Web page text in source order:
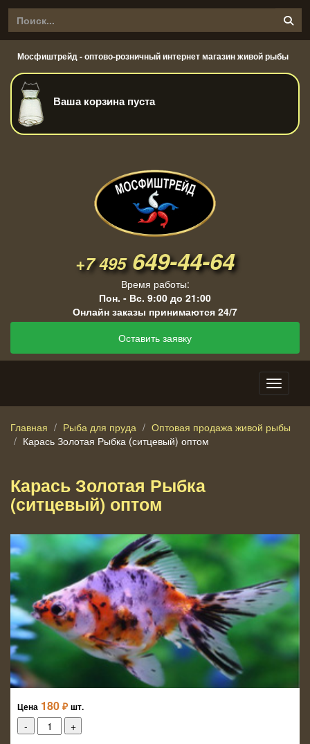
Мосфиштрейд - оптово-розничный интернет магазин живой рыбы
Ваша корзина пуста
+7 495649-44-64
Время работы:
Пон. - Вс. 9:00 до 21:00
Онлайн заказы принимаются 24/7
Оставить заявку
Главная Рыба для пруда
Оптовая продажа живой рыбы
Карась Золотая Рыбка (ситцевый) оптом
Карась Золотая Рыбка
(ситцевый) оптом
Цена 180 ₽ шт.